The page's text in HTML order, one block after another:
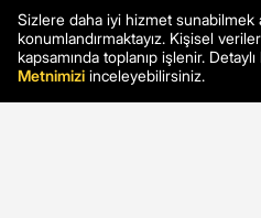
Sizlere daha iyi hizmet sunabilmek
konumlandırmaktayız. Kişisel
kapsamında toplanıp işlenir.
Metnimizi inceleyebilirsiniz.